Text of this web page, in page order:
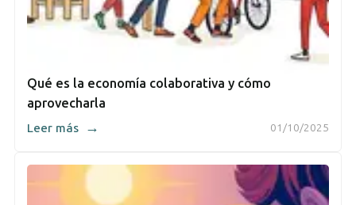
Qué es la economía colaborativa y cómo
aprovecharla
01/10/2025
Leer más →